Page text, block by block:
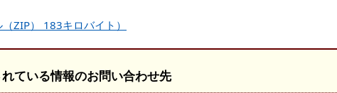
ZIP） 183キロバイト）
ている情報のお問い合わせ先